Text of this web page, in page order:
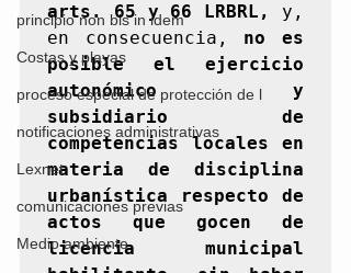
principio non bis in idem
Costas y playas
proceso especial de protección de l
notificaciones administrativas
Lexnet
comunicaciones previas
Medio ambiente
arts. 65 y 66 LRBRL,
y,
en consecuencia, no es
posible el ejercicio
autonómico y
subsidiario de
competencias locales en
materia de disciplina
urbanística respecto de
actos que gocen de
licencia municipal